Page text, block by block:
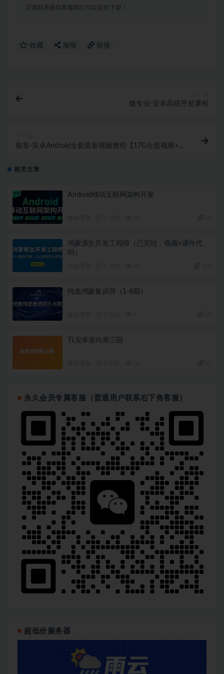
议请联系微信客服我们可以安排下架！
收藏 海报 链接
微专业-安卓高级开发课程
极客-安卓Android全套最新视频教程【17G全套视频+独
相关文章
Android移动互联网架构开发
鸿蒙原生开发工程师（已完结，视频+课件代
码）
纯血鸿蒙集训营（1-6期）
TL安卓逆向第三期
永久会员专属客服（普通用户联系右下角客服）
超低价服务器